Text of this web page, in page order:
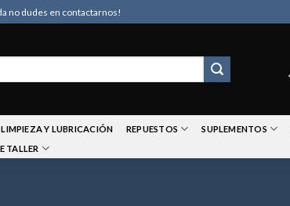
no dudes en contactarnos!
LIMPIEZA Y LUBRICACIÓN REPUESTOS SUPLEMENTOS
TALLER